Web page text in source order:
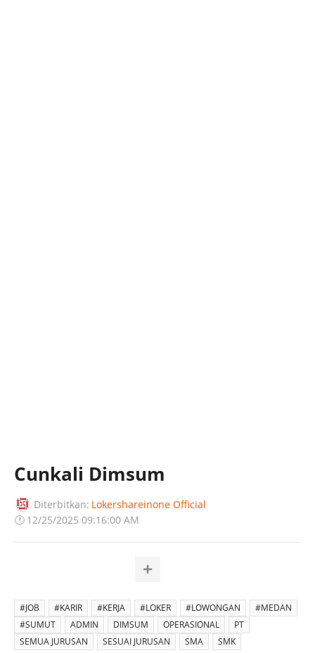
Cunkali Dimsum
Diterbitkan: Lokershareinone Official
🕐 12/25/2025 09:16:00 AM
#JOB #KARIR #KERJA #LOKER #LOWONGAN
#MEDAN
#SUMUT
ADMIN DIMSUM OPERASIONAL
PT
SEMUA JURUSAN
SESUAI JURUSAN SMA SMK